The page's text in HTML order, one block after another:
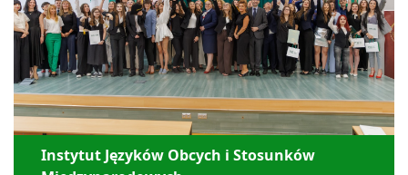
Instytut Języków Obcych i Stosunków